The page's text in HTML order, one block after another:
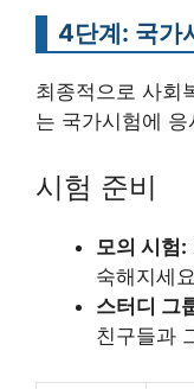
4단계: 국가
최종적으로 사회
는 국가시험에
시험 준비
모의 시험:
숙해지세
스터디 그
친구들과